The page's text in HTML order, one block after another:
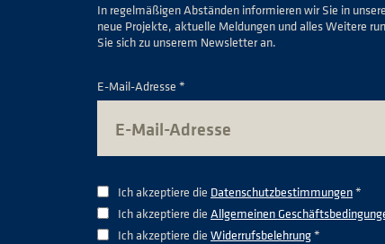
In regelmäßigen Abständen informieren wir Sie in
neue Projekte, aktuelle Meldungen und alles Weitere
Sie sich zu unserem Newsletter an.
E-Mail-Adresse *
Ich akzeptiere die Datenschutzbestimmungen*
Ich akzeptiere die Allgemeinen
Ich akzeptiere die Widerrufsbelehrung*